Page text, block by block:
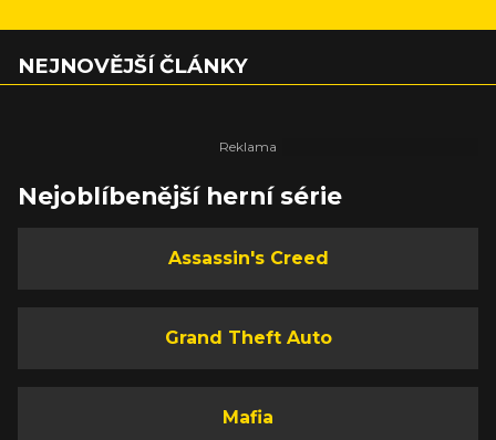
NEJNOVĚJŠÍ ČLÁNKY
Nejoblíbenější herní série
Assassin's Creed
Grand Theft Auto
Mafia